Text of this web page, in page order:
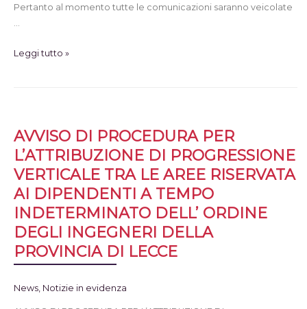
Pertanto al momento tutte le comunicazioni saranno veicolate
…
Leggi tutto »
AVVISO DI PROCEDURA PER
L’ATTRIBUZIONE DI PROGRESSIONE
VERTICALE TRA LE AREE RISERVATA
AI DIPENDENTI A TEMPO
INDETERMINATO DELL’ ORDINE
DEGLI INGEGNERI DELLA
PROVINCIA DI LECCE
News, Notizie in evidenza